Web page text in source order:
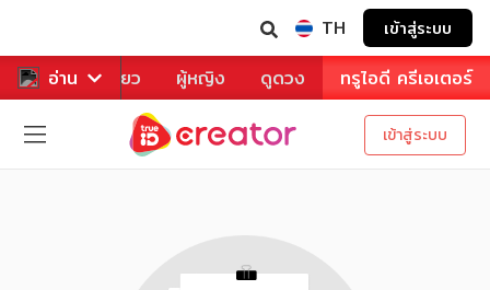
TH เข้าสู่ระบบ
อ่าน
หาร ท่องเที่ยว ผู้หญิง ดูดวง ทรูไอดี ครีเอเตอร์
เข้าสู่ระบบ